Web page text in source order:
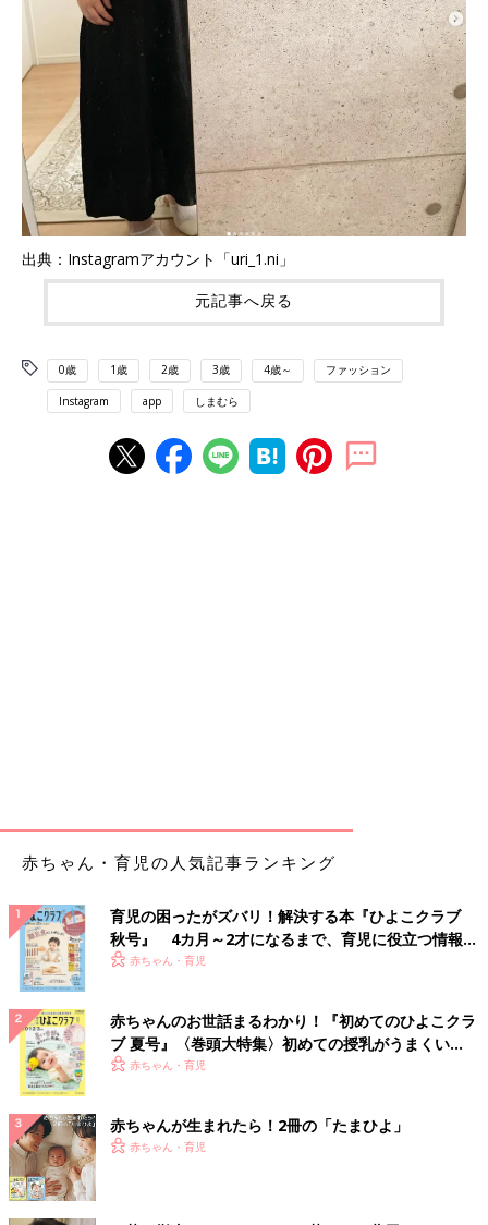
出典：Instagramアカウント「uri_1.ni」
元記事へ戻る
0歳 1歳 2歳 3歳 4歳～ ファッション
Instagram app しまむら
赤ちゃん・育児の人気記事ランキング
育児の困ったがズバリ！解決する本『ひよこクラブ
秋号』 4カ月～2才になるまで、育児に役立つ情報が
いっぱい！
赤ちゃん・育児
赤ちゃんのお世話まるわかり！『初めてのひよこクラ
ブ 夏号』〈巻頭大特集〉初めての授乳がうまくい
く！ おっぱい・ミルクの基本と夏のトラブル 解決テ
赤ちゃん・育児
赤ちゃんが生まれたら！2冊の「たまひよ」
赤ちゃん・育児